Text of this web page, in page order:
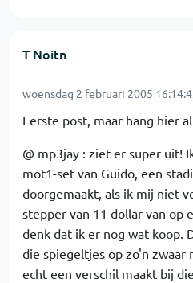
T Noitn
woensdag 2 februari 2005
Eerste post, maar hang hier
@ mp3jay : ziet er super uit!
mot1-set van Guido, een
doorgemaakt, als ik mij niet
stepper van 11 dollar van op
denk dat ik er nog wat koop.
die spiegeltjes op zo'n zwaar
echt een verschil maakt bij